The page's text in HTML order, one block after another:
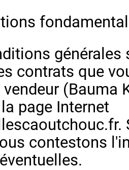
contrats que
(Bauma
page Internet
contestons